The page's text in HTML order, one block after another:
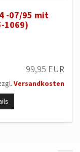
-07/95 mit
1069)
99,95 EUR
Versandkosten